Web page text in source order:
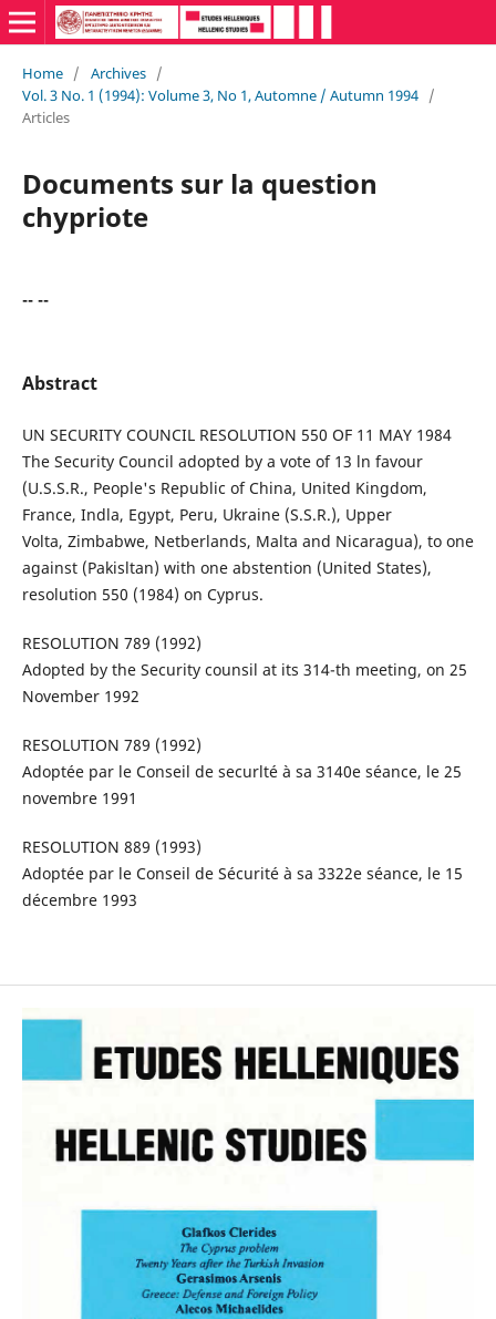
Home / Archives /
Vol. 3 No. 1 (1994): Volume 3, No 1, Automne / Autumn 1994 /
Articles
Documents sur la question
chypriote
-- --
Abstract
UN SECURITY COUNCIL RESOLUTION 550 OF 11 MAY 1984
The Security Council adopted by a vote of 13 ln favour
(U.S.S.R., People's Republic of China, United Kingdom,
France, Indla, Egypt, Peru, Ukraine (S.S.R.), Upper
Volta, Zimbabwe, Netberlands, Malta and Nicaragua), to one
against (Pakisltan) with one abstention (United States),
resolution 550 (1984) on Cyprus.
RESOLUTION 789 (1992)
Adopted by the Security counsil at its 314-th meeting, on 25
November 1992
RESOLUTION 789 (1992)
Adoptée par le Conseil de securlté à sa 3140e séance, le 25
novembre 1991
RESOLUTION 889 (1993)
Adoptée par le Conseil de Sécurité à sa 3322e séance, le 15
décembre 1993